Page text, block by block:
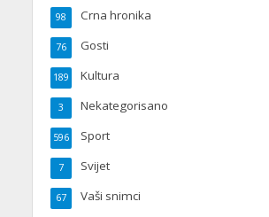
Crna hronika
98
Gosti
76
Kultura
189
Nekategorisano
3
Sport
596
Svijet
7
Vaši snimci
67